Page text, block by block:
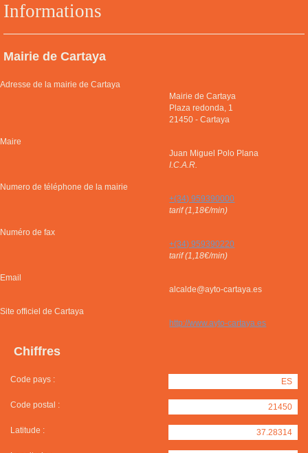
Informations
Mairie de Cartaya
Adresse de la mairie de Cartaya
Mairie de Cartaya
Plaza redonda, 1
21450 -Cartaya
Maire
Juan Miguel Polo Plana
I.C.A.R.
Numero de téléphone de la mairie
+(34) 959390000
tarif (1,18€/min)
Numéro de fax
+(34) 959390220
tarif (1,18€/min)
Email
alcalde@ayto-cartaya.es
Site officiel de Cartaya
http://www.ayto-cartaya.es
Chiffres
Code pays : ES
Code postal : 21450
Latitude : 37.28314